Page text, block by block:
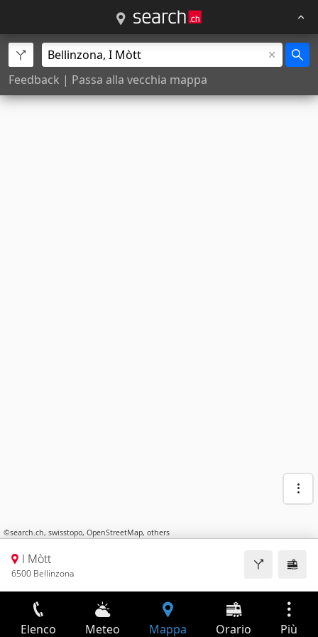
Feedback | Passa alla vecchia mappa
©search.ch, swisstopo, OpenStreetMap, others
I Mòtt
6500 Bellinzona
Elenco Meteo Mappa Orario Più